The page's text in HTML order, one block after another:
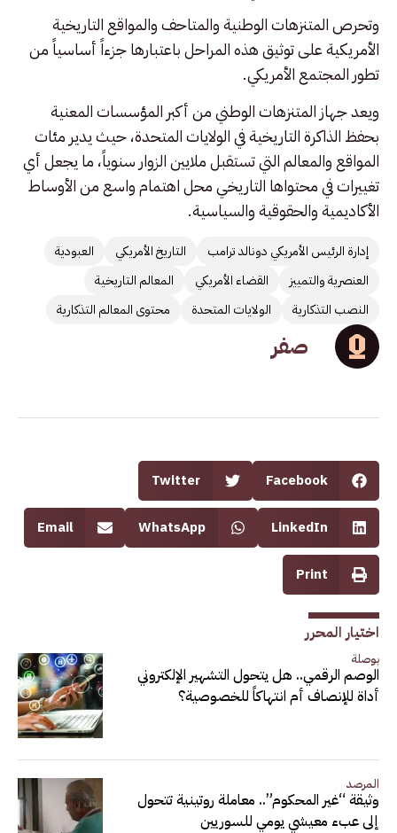
وتحرص المتنزهات الوطنية والمتاحف والمواقع التاريخية
الأمريكية على توثيق هذه المراحل باعتبارها جزءاً أساسياً من
تطور المجتمع الأمريكي.
ويعد جهاز المتنزهات الوطني من أكبر المؤسسات المعنية
بحفظ الذاكرة التاريخية في الولايات المتحدة، حيث يدير مئات
المواقع والمعالم التي تستقبل ملايين الزوار سنوياً، ما يجعل أي
تغييرات في محتواها التاريخي محل اهتمام واسع من الأوساط
الأكاديمية والحقوقية والسياسية.
إدارة الرئيس الأمريكي دونالد ترامب التاريخ الأمريكي
العبودية
العنصرية والتمييز
القضاء الأمريكي
المعالم التاريخية
النصب التذكارية
الولايات المتحدة محتوى المعالم التذكارية
صفر
Facebook
Twitter
LinkedIn
WhatsApp
Email
Print
اختيار المحرر
بوصلة
الوصم الرقمي.. هل يتحول التشهير الإلكتروني
أداة للإنصاف أم انتهاكاً للخصوصية؟
المرصد
وثيقة “غير المحكوم”.. معاملة روتينية تتحول
إلى عبء معيشي يومي للسوريين